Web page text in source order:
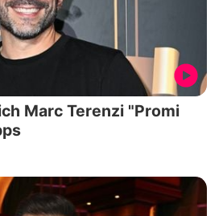
Marc Terenzi "Promi